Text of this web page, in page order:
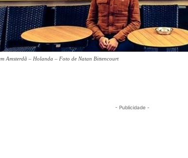
Amsterdã – Holanda – Foto de Natan Bittencourt
- Publicidade -